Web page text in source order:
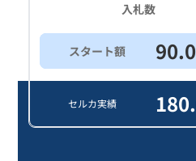
入札数
スタート額 90.0
セルカ実績